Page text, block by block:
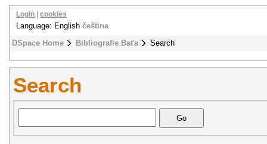
DSpace Home Bibliografie Baťa Search
Login cookies
Language: English čeština
Search